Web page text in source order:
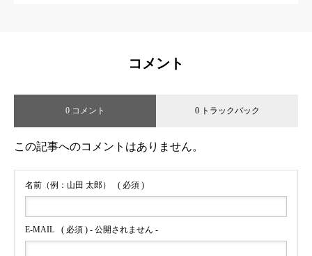
コメント
0 コメント 0 トラックバック
この記事へのコメントはありません。
名前（例：山田 太郎） ( 必須 )
E-MAIL ( 必須 ) - 公開されません -